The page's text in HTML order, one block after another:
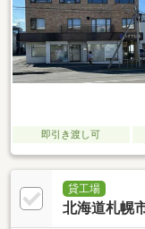
即引き渡し可
貸工場
北海道札幌